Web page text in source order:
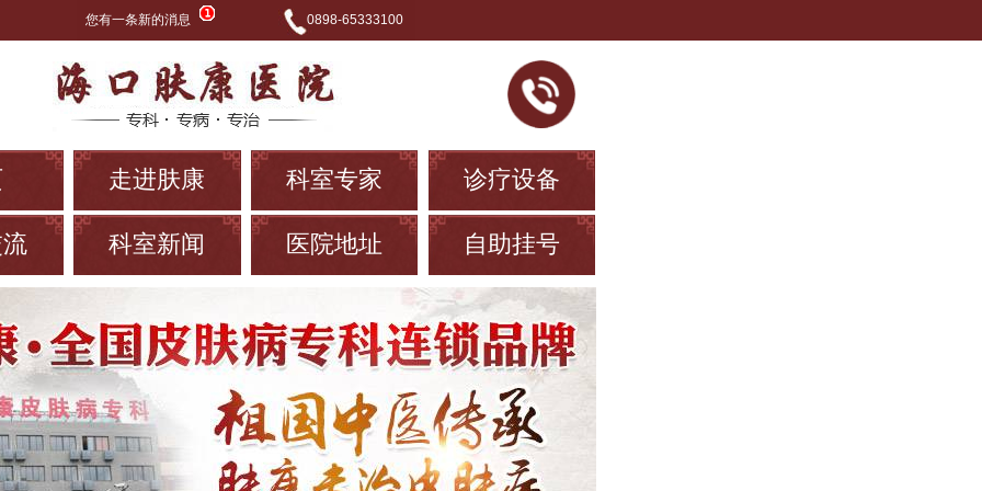
您有一条新的消息 0898-65333100
走进肤康 科室专家 诊疗设备
科室新闻 医院地址 自助挂号